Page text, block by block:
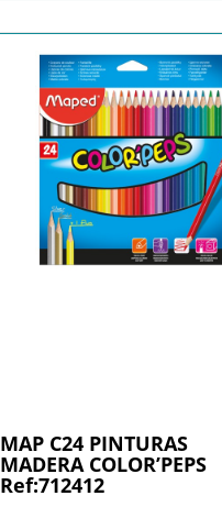
MAP C24 PINTURAS
MADERA COLOR’PEPS
Ref:712412